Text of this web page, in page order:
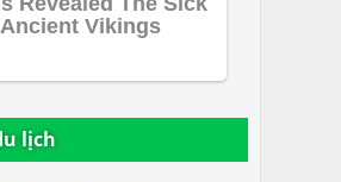
lịch